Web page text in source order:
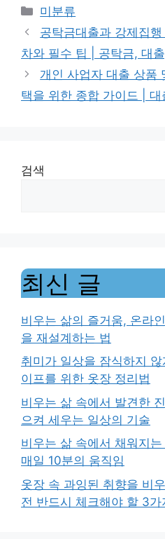
Categories
미분류
공탁금대출과 강제집
차와 필수 팁 | 공탁금, 대
개인 사업자 대출 상품
택을 위한 종합 가이드 |
검색
최신 글
비우는 삶의 즐거움, 온라
을 재설계하는 법
취미가 일상을 잠식하지
이프를 위한 옷장 정리법
비우는 삶 속에서 발견한
으켜 세우는 일상의 기술
비우는 삶 속에서 채워지
매일 10분의 움직임
옷장 속 과잉된 취향을 비
전 반드시 체크해야 할 3가